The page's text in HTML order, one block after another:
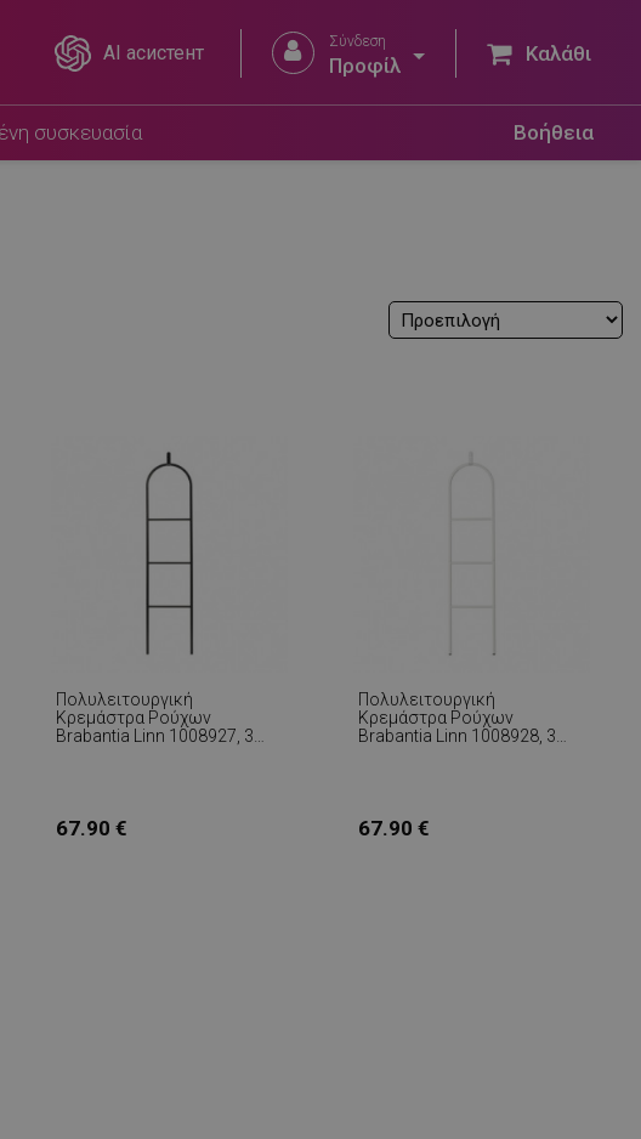
AI асистент  Σύνδεση
Προφίλ  Καλάθι
συσκευασία Βοήθεια
Πολυλειτουργική
Κρεμάστρα Ρούχων
Brabantia Linn 1008927, 3
67.90 €
Πολυλειτουργική
Κρεμάστρα Ρούχων
Brabantia Linn 1008928, 3
67.90 €